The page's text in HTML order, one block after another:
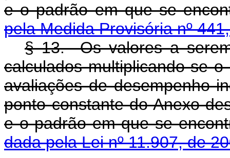
e o padrão em que se
pela Medida Provisória nº
§ 13. Os valores a
calculados multiplicando-se
avaliações de desempenho
ponto constante do Anexo
e o padrão em que se
dada pela Lei nº 11.907, de